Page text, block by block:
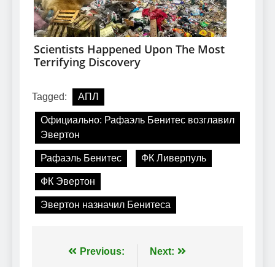
Tagged: АПЛ
Официально: Рафаэль Бенитес возглавил
Эвертон
Рафаэль Бенитес ФК Ливерпуль
ФК Эвертон
Эвертон назначил Бенитеса
Навігація
Previous: Next: